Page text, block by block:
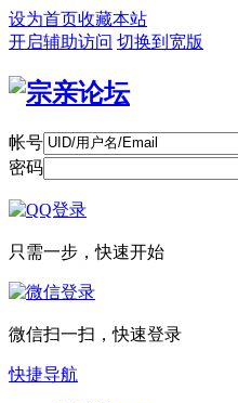
设为首页收藏本站
开启辅助访问 切换到宽版
帐号
密码
只需一步，快速开始
微信扫一扫，快速登录
快捷导航